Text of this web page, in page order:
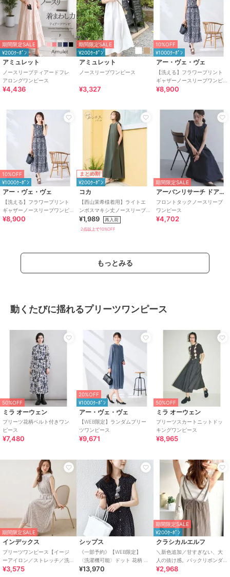
期間限定SALE
¥200ｸｰﾎﾟﾝ
アミュレット
ノースリーブティアードフレ
アロングワンピース
¥4,436
期間限定SALE
¥200ｸｰﾎﾟﾝ
アミュレット
ノースリーブワンピース
¥3,327
10%OFF
¥1000ｸｰﾎﾟﾝ
アー・ヴェ・ヴェ
【洗える】フラワープリント
ギャザーノースリーブワンピ
ース
¥8,900
10%OFF
¥1000ｸｰﾎﾟﾝ
アー・ヴェ・ヴェ
【洗える】フラワープリント
ギャザーノースリーブワンピ
ース
¥8,900
まとめ割
¥200ｸｰﾎﾟﾝ
コカ
【西山茉希様着用】ライトエ
ンボスマキシ丈ノースリーブ
ワンピース 全4色 / シワになり
にくい・速乾
¥1,989 再入荷
2点以上で10%OFF
期間限定SALE
アーバンリサーチ ドアーズ
フロントタックノースリーブ
ワンピース
¥4,702
もっとみる
動くたびに揺れるプリーツワンピース
50%OFF
ミラ オーウェン
プリーツ花柄ベルト付きワン
ピース
¥7,480
20%OFF
¥1000ｸｰﾎﾟﾝ
アー・ヴェ・ヴェ
【WEB限定】ランダムプリー
ツワンピース
¥9,671
50%OFF
ミラ オーウェン
プリーツスカートニットドッ
キングワンピース
¥8,965
期間限定SALE
インデックス
プリーツワンピース【イージ
ーアイロン／ストレッチ／洗
濯機OK】
¥3,575
シップス
《一部予約》【WEB限定】
〈洗濯機可能〉ドット 花柄 サ
イド プリーツ フレンチスリー
¥13,970
期間限定SALE
¥200ｸｰﾎﾟﾝ
クラシカルエルフ
＼新色追加／甘すぎない、大
人の抜け感。バックリボンダ
ブルストラッププリーツキャ
¥2,968